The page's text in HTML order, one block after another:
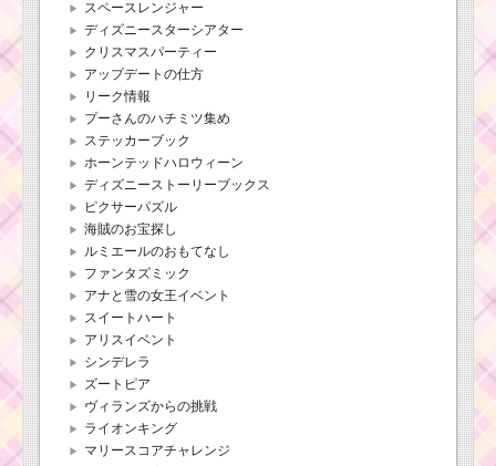
スペースレンジャー
ディズニースターシアター
クリスマスパーティー
アップデートの仕方
リーク情報
プーさんのハチミツ集め
ステッカーブック
ホーンテッドハロウィーン
ディズニーストーリーブックス
ピクサーパズル
海賊のお宝探し
ルミエールのおもてなし
ファンタズミック
アナと雪の女王イベント
スイートハート
アリスイベント
シンデレラ
ズートピア
ヴィランズからの挑戦
ライオンキング
マリースコアチャレンジ